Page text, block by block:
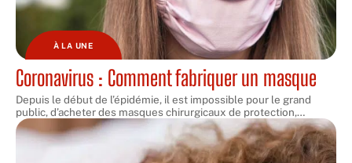
À LA UNE
Coronavirus : Comment fabriquer un masque
Depuis le début de l’épidémie, il est impossible pour le grand
public, d’acheter des masques chirurgicaux de protection,…